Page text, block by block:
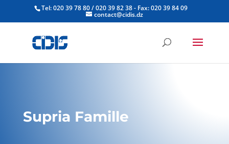
Tel: 020 39 78 80 / 020 39 82 38 - Fax: 020 39 84 09
contact@cidis.dz
Supria Famille